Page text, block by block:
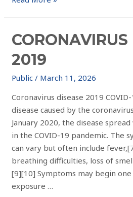
CORONAVIRUS
2019
Public / March 11, 2026
Coronavirus disease 2019
disease caused by the coronavirus
January 2020, the disease
in the COVID-19 pandemic. The
can vary but often include
breathing difficulties, loss of
[9][10] Symptoms may begin
exposure …